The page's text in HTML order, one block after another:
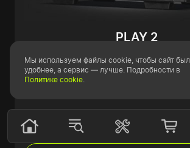
PLAY 2
На заказ
Конфигурировать и купить
Мы используем файлы cookie, чтобы сайт был
удобнее, а сервис — лучше. Подробности в
Политике cookie.